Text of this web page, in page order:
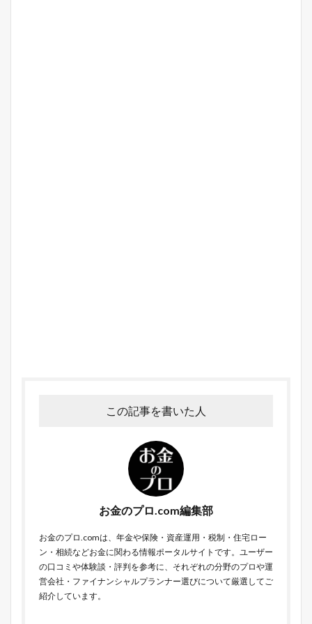
この記事を書いた人
お金のプロ.com編集部
お金のプロ.comは、年金や保険・資産運用・税制・住宅ロー
ン・相続などお金に関わる情報ポータルサイトです。ユーザー
の口コミや体験談・評判を参考に、それぞれの分野のプロや運
営会社・ファイナンシャルプランナー選びについて厳選してご
紹介しています。